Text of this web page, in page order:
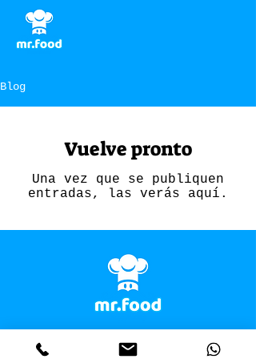
Blog
Vuelve pronto
Una vez que se publiquen
entradas, las verás aquí.
Mr.Food Happy Eating